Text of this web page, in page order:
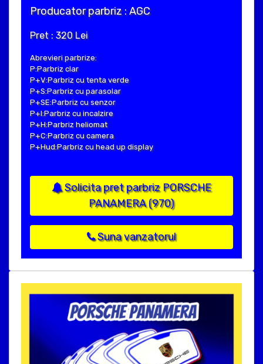
Producator parbriz : AGC
Pret : 320 Lei
Abrevieri parbrize:
P:Parbriz clar
P+V:Parbriz cu tenta verde
P+S:Parbriz cu parasolar
P+SE:Parbriz cu senzor
P+I:Parbriz cu incalzire
P+H:Parbriz heliomat
P+C:Parbriz cu camera
P+Hud:Parbriz cu head up display
Solicita pret parbriz PORSCHE
PANAMERA (970)
Suna vanzatorul